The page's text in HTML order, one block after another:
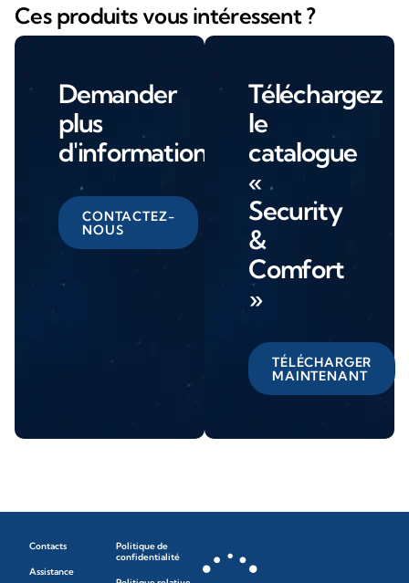
Ces produits vous intéressent ?
Demander
plus
d'informations
CONTACTEZ-
NOUS
Téléchargez
le
catalogue
«
Security
&
Comfort
»
TÉLÉCHARGER
MAINTENANT
Contacts
Assistance
Politique de
confidentialité